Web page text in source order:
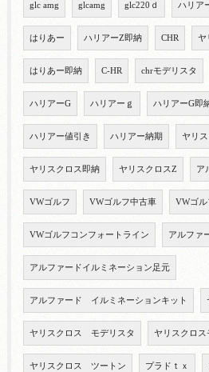
glc amg glcamg glc220ｄ ハリア
はりあー ハリアーZ即納 CHR ヤ
はりあー即納 C-HR chrモデリスタ
ハリアーG ハリアーｇ ハリアーG即
ハリアー値引き ハリアー納期 ヤリ
ヤリスクロス即納 ヤリスクロスZ ア
VWゴルフ VWゴルフ中古車 VWゴ
VWゴルフコンフォートライン アルファ
アルファードイルミネーション足元
アルファード イルミネーションキット
ヤリスクロス モデリスタ ヤリスクロス
ヤリスクロス ツートン プラドｔｘ